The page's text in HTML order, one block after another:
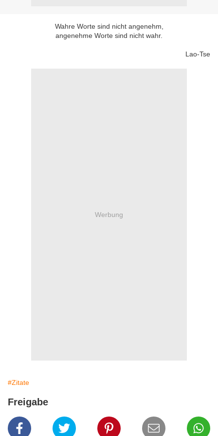
Wahre Worte sind nicht angenehm,
angenehme Worte sind nicht wahr.
Lao-Tse
Werbung
#Zitate
Freigabe